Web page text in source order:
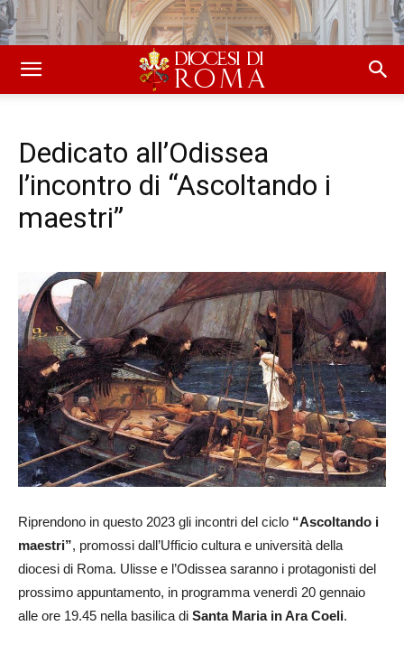
Dedicato all’Odissea
l’incontro di “Ascoltando i
maestri”
Riprendono in questo 2023 gli incontri del ciclo “Ascoltando i
maestri”, promossi dall’Ufficio cultura e università della
diocesi di Roma. Ulisse e l’Odissea saranno i protagonisti del
prossimo appuntamento, in programma venerdì 20 gennaio
alle ore 19.45 nella basilica di Santa Maria in Ara Coeli.